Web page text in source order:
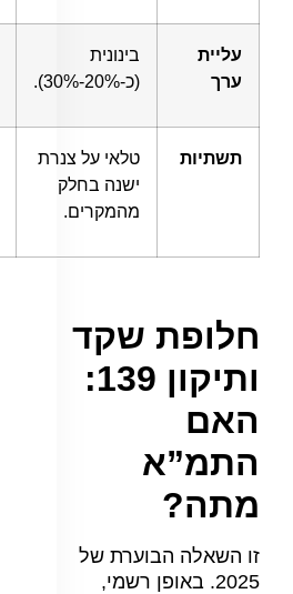
עליית
ערך
בינונית
(כ-20%-30%).
תשתיות
טלאי על צנרת
ישנה בחלק
מהמקרים.
חלופת שקד
ותיקון 139:
האם
התמ”א
מתה?
זו השאלה הבוערת של
2025. באופן רשמי,